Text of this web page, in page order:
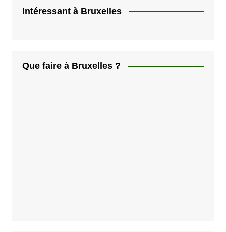
Intéressant à Bruxelles
Que faire à Bruxelles ?